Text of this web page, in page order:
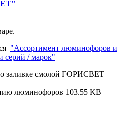
"Ассортимент люминофоров и
серий / марок"
заливке смолой ГОРИСВЕТ
люминофоров 103.55 KB